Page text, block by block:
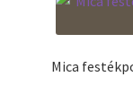
Mica